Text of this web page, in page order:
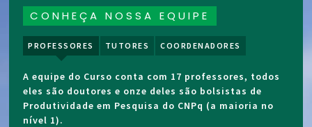
CONHEÇA NOSSA EQUIPE
PROFESSORES TUTORES COORDENADORES
A equipe do Curso conta com 17 professores, todos
eles são doutores e onze deles são bolsistas de
Produtividade em Pesquisa do CNPq (a maioria no
nível 1).